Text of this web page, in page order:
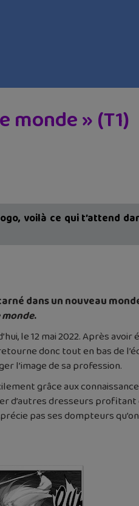
monde » (T1)
voilà ce qui t’attend
dans un nouveau
.
le 12 mai 2022. Après
donc tout en bas de
l’image de sa profession.
grâce aux
d’autres dresseurs profitant
pas ses dompteurs